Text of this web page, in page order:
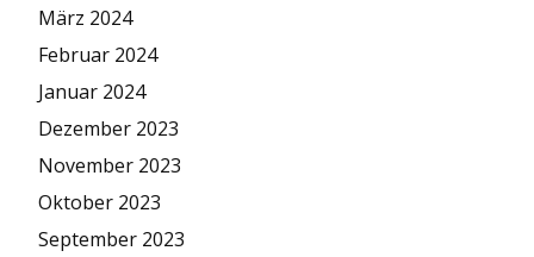
März 2024
Februar 2024
Januar 2024
Dezember 2023
November 2023
Oktober 2023
September 2023